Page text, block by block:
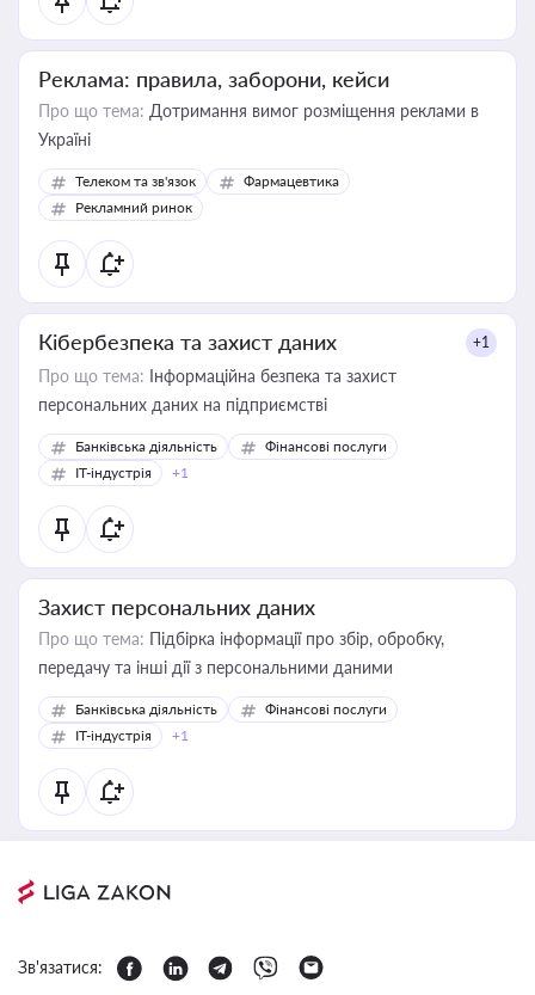
Реклама: правила, заборони, кейси
Про що тема: Дотримання вимог розміщення реклами в
Україні
Телеком та зв'язок
Фармацевтика
Рекламний ринок
Кібербезпека та захист даних +1
Про що тема: Інформаційна безпека та захист
персональних даних на підприємстві
Банківська діяльність
Фінансові послуги
IT-індустрія
+1
Захист персональних даних
Про що тема: Підбірка інформації про збір, обробку,
передачу та інші дії з персональними даними
Банківська діяльність
Фінансові послуги
IT-індустрія
+1
Зв'язатися: